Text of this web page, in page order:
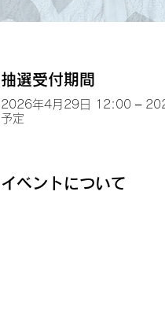
抽選受付期間
2026年4月29日 12:00 –
予定
イベントについて